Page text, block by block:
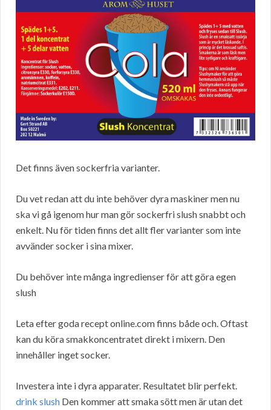
Det finns även sockerfria varianter.
Du vet redan att du inte behöver dyra maskiner men nu
ska vi gå igenom hur man gör sockerfri slush snabbt och
enkelt. Nu för tiden finns det allt fler varianter som inte
avvänder socker i sina mixer.
Du behöver inte många ingredienser för att göra egen
slush
Leta efter goda recept online.com finns både och. Oftast
kan du köra smakkoncentratet direkt i mixern. Den
innehåller inget socker.
Investera inte i dyra apparater. Resultatet blir perfekt.
drink slush Den kommer att smaka sött men är utan det